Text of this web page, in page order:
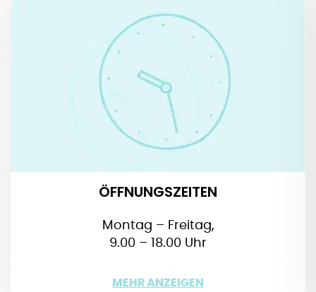
ÖFFNUNGSZEITEN
Montag – Freitag,
9.00 – 18.00 Uhr
MEHR ANZEIGEN
ÖFFNUNGSZEITEN
Montag – Freitag, 9.00 – 18.00 Uhr
Samstag, Sonntag und Feiertag: 10.00 – 18.00
Uhr
Feiertage:
1. Januar, 1. Mai, 25. und 31. Dezember:
geschlossen
Kassenschluss und letzter Einlass: 17.30 Uhr
WENIGER